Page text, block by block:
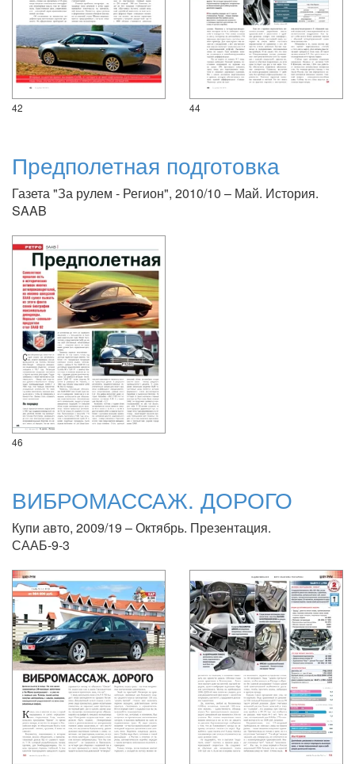
42 44
Предполетная подготовка
Газета "За рулем - Регион", 2010/10 – Май. История.
SAAB
46
ВИБРОМАССАЖ. ДОРОГО
Купи авто, 2009/19 – Октябрь. Презентация.
СААБ-9-3